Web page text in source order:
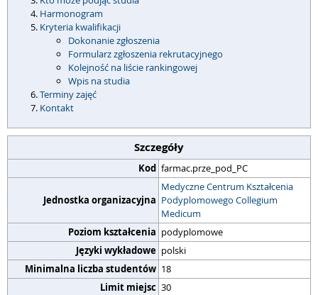
Harmonogram
Kryteria kwalifikacji
Dokonanie zgłoszenia
Formularz zgłoszenia rekrutacyjnego
Kolejność na liście rankingowej
Wpis na studia
Terminy zajęć
Kontakt
Szczegóły
Kod farmac.prze_pod_PC
Jednostka organizacyjna
Medyczne Centrum Kształcenia
Podyplomowego Collegium
Medicum
Poziom kształcenia podyplomowe
Języki wykładowe polski
Minimalna liczba studentów 18
Limit miejsc 30